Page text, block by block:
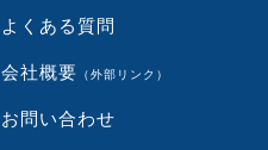
よくある質問
会社概要 （外部リンク）
お問い合わせ